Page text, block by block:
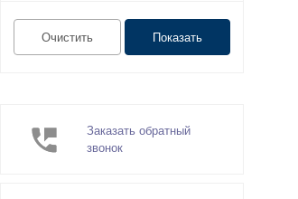
Заказать обратный
звонок